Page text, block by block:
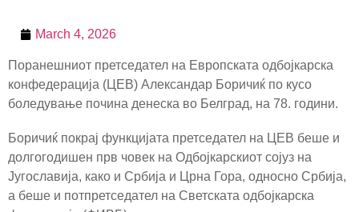
March 4, 2026
Поранешниот претседател на Европската одбојкарска
конфедерација (ЦЕВ) Александар Боричиќ по кусо
боледување почина денеска во Белград, на 78. години.
Боричиќ покрај функцијата претседател на ЦЕВ беше и
долгогодишен прв човек на Одбојкарскиот сојуз на
Југославија, како и Србија и Црна Гора, односно Србија,
а беше и потпретседател на Светската одбојкарска